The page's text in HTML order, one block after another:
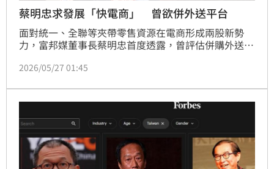
蔡明忠求發展「快電商」 曾欲併外送平台
面對統一、全聯等夾帶零售資源在電商形成兩股新勢
力，富邦媒董事長蔡明忠首度透露，曾評估併購外送平
展「快電商」業務，像是韓國電商酷澎在韓國就有自己
2026/05/27 01:45